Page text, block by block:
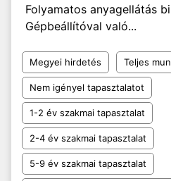
Folyamatos anyagellátás
Gépbeállítóval való...
Megyei hirdetés Teljes
Nem igényel tapasztalatot
1-2 év szakmai tapasztalat
2-4 év szakmai tapasztalat
5-9 év szakmai tapasztalat